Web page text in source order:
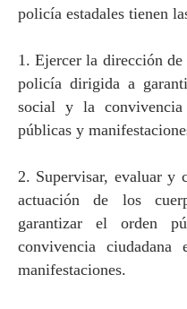
policía estadales tienen
1. Ejercer la dirección
policía dirigida a
social y la convivencia
públicas y
2. Supervisar, evaluar y
actuación de los
garantizar el orden
convivencia
manifestaciones.